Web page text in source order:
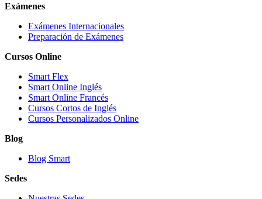
Exámenes
Exámenes Internacionales
Preparación de Exámenes
Cursos Online
Smart Flex
Smart Online Inglés
Smart Online Francés
Cursos Cortos de Inglés
Cursos Personalizados Online
Blog
Blog Smart
Sedes